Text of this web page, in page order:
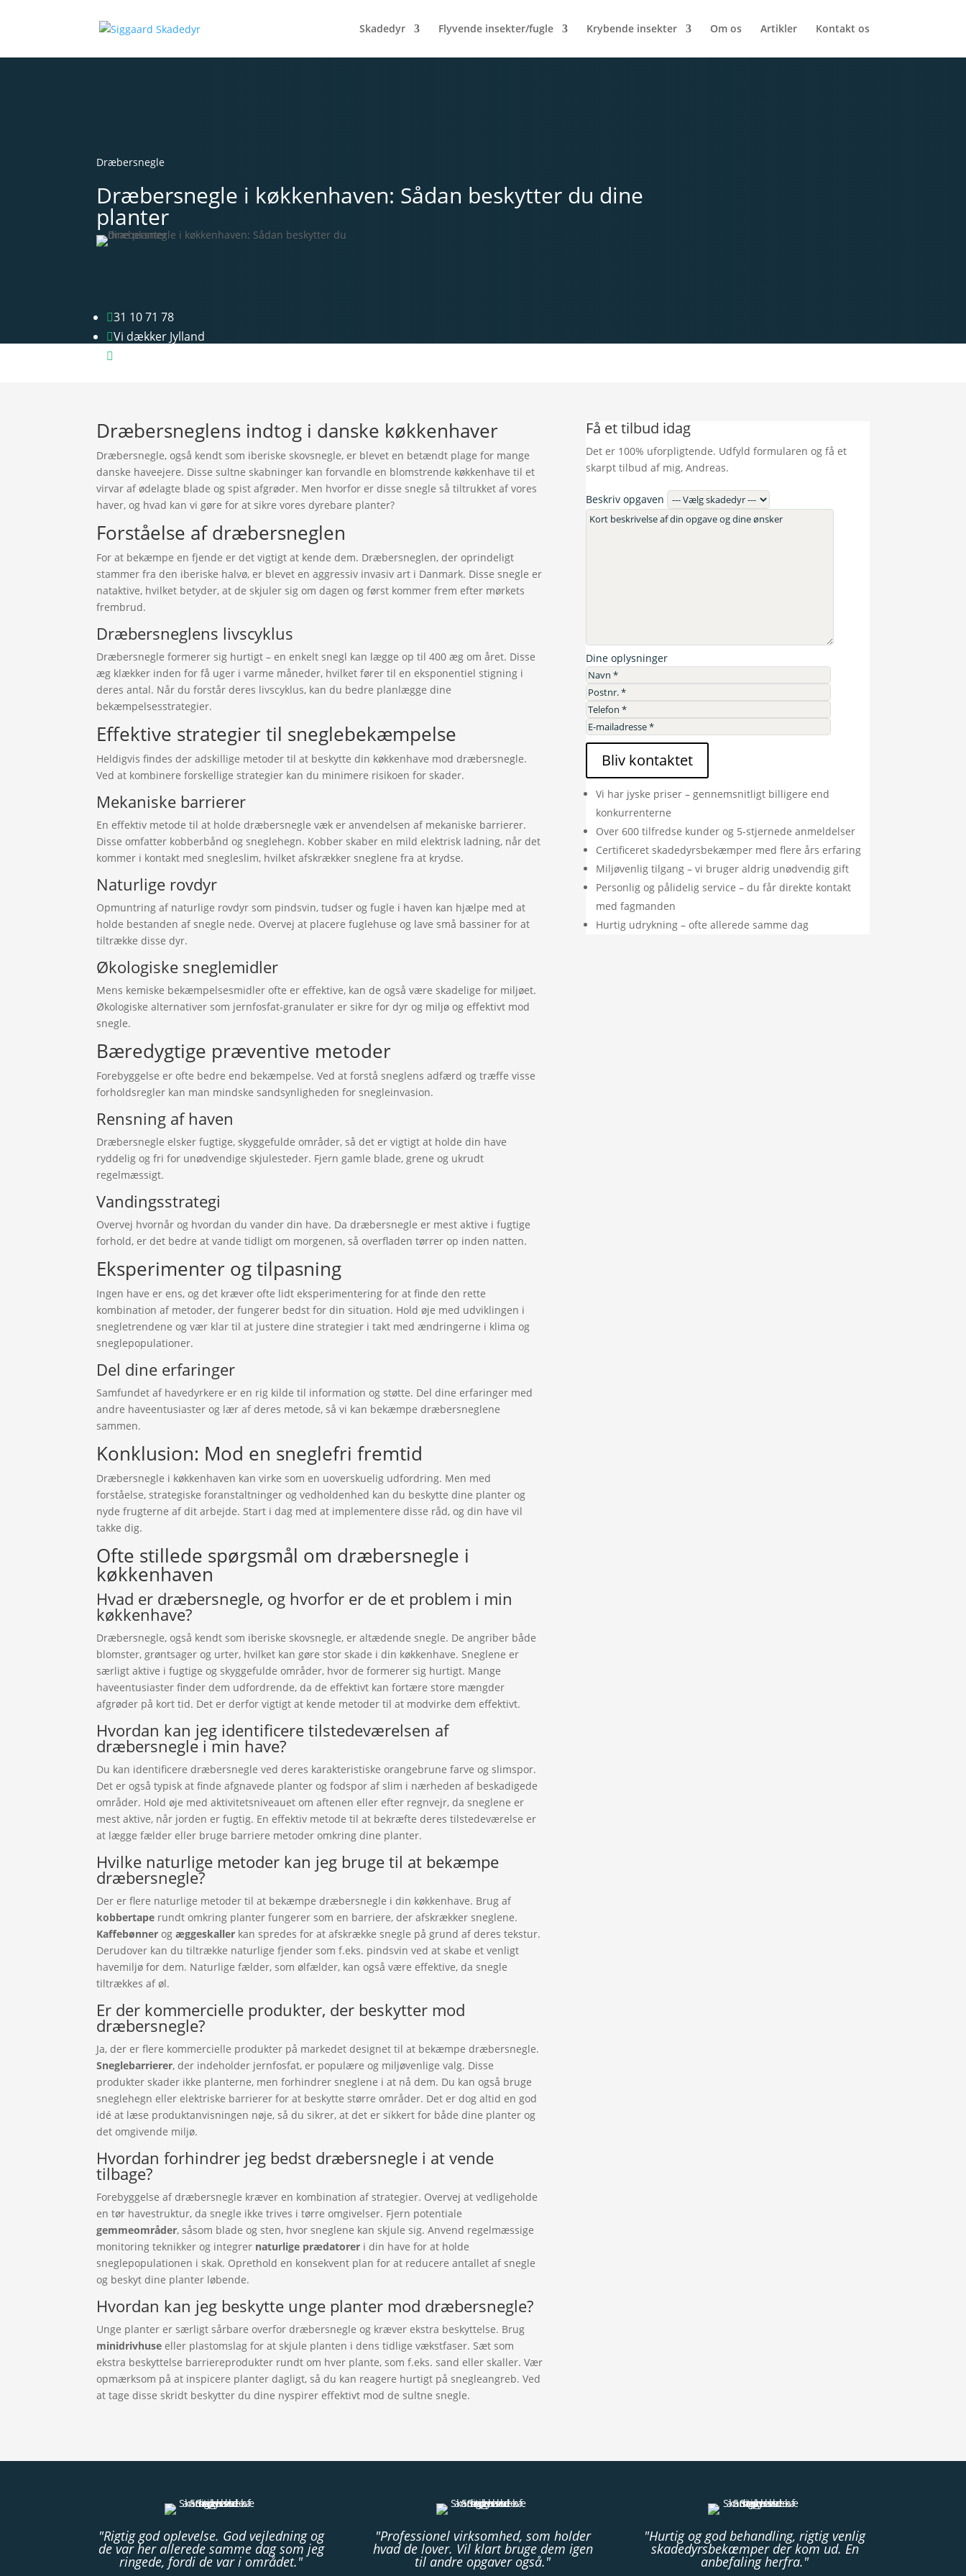
Skadedyr Flyvende insekter/fugle Krybende insekter Om os Artikler Kontakt os
Dræbersnegle
Dræbersnegle i køkkenhaven: Sådan beskytter du dine
planter
31 10 71 78
Vi dækker Jylland

Dræbersneglens indtog i danske køkkenhaver
Dræbersnegle, også kendt som iberiske skovsnegle, er blevet en betændt plage for mange
danske haveejere. Disse sultne skabninger kan forvandle en blomstrende køkkenhave til et
virvar af ødelagte blade og spist afgrøder. Men hvorfor er disse snegle så tiltrukket af vores
haver, og hvad kan vi gøre for at sikre vores dyrebare planter?
Forståelse af dræbersneglen
For at bekæmpe en fjende er det vigtigt at kende dem. Dræbersneglen, der oprindeligt
stammer fra den iberiske halvø, er blevet en aggressiv invasiv art i Danmark. Disse snegle er
nataktive, hvilket betyder, at de skjuler sig om dagen og først kommer frem efter mørkets
frembrud.
Dræbersneglens livscyklus
Dræbersnegle formerer sig hurtigt – en enkelt snegl kan lægge op til 400 æg om året. Disse
æg klækker inden for få uger i varme måneder, hvilket fører til en eksponentiel stigning i
deres antal. Når du forstår deres livscyklus, kan du bedre planlægge dine
bekæmpelsesstrategier.
Effektive strategier til sneglebekæmpelse
Heldigvis findes der adskillige metoder til at beskytte din køkkenhave mod dræbersnegle.
Ved at kombinere forskellige strategier kan du minimere risikoen for skader.
Mekaniske barrierer
En effektiv metode til at holde dræbersnegle væk er anvendelsen af mekaniske barrierer.
Disse omfatter kobberbånd og sneglehegn. Kobber skaber en mild elektrisk ladning, når det
kommer i kontakt med snegleslim, hvilket afskrækker sneglene fra at krydse.
Naturlige rovdyr
Opmuntring af naturlige rovdyr som pindsvin, tudser og fugle i haven kan hjælpe med at
holde bestanden af snegle nede. Overvej at placere fuglehuse og lave små bassiner for at
tiltrække disse dyr.
Økologiske sneglemidler
Mens kemiske bekæmpelsesmidler ofte er effektive, kan de også være skadelige for miljøet.
Økologiske alternativer som jernfosfat-granulater er sikre for dyr og miljø og effektivt mod
snegle.
Bæredygtige præventive metoder
Forebyggelse er ofte bedre end bekæmpelse. Ved at forstå sneglens adfærd og træffe visse
forholdsregler kan man mindske sandsynligheden for snegleinvasion.
Rensning af haven
Dræbersnegle elsker fugtige, skyggefulde områder, så det er vigtigt at holde din have
ryddelig og fri for unødvendige skjulesteder. Fjern gamle blade, grene og ukrudt
regelmæssigt.
Vandingsstrategi
Overvej hvornår og hvordan du vander din have. Da dræbersnegle er mest aktive i fugtige
forhold, er det bedre at vande tidligt om morgenen, så overfladen tørrer op inden natten.
Eksperimenter og tilpasning
Ingen have er ens, og det kræver ofte lidt eksperimentering for at finde den rette
kombination af metoder, der fungerer bedst for din situation. Hold øje med udviklingen i
snegletrendene og vær klar til at justere dine strategier i takt med ændringerne i klima og
sneglepopulationer.
Del dine erfaringer
Samfundet af havedyrkere er en rig kilde til information og støtte. Del dine erfaringer med
andre haveentusiaster og lær af deres metode, så vi kan bekæmpe dræbersneglene
sammen.
Konklusion: Mod en sneglefri fremtid
Dræbersnegle i køkkenhaven kan virke som en uoverskuelig udfordring. Men med
forståelse, strategiske foranstaltninger og vedholdenhed kan du beskytte dine planter og
nyde frugterne af dit arbejde. Start i dag med at implementere disse råd, og din have vil
takke dig.
Ofte stillede spørgsmål om dræbersnegle i
køkkenhaven
Hvad er dræbersnegle, og hvorfor er de et problem i min
køkkenhave?
Dræbersnegle, også kendt som iberiske skovsnegle, er altædende snegle. De angriber både
blomster, grøntsager og urter, hvilket kan gøre stor skade i din køkkenhave. Sneglene er
særligt aktive i fugtige og skyggefulde områder, hvor de formerer sig hurtigt. Mange
haveentusiaster finder dem udfordrende, da de effektivt kan fortære store mængder
afgrøder på kort tid. Det er derfor vigtigt at kende metoder til at modvirke dem effektivt.
Hvordan kan jeg identificere tilstedeværelsen af
dræbersnegle i min have?
Du kan identificere dræbersnegle ved deres karakteristiske orangebrune farve og slimspor.
Det er også typisk at finde afgnavede planter og fodspor af slim i nærheden af beskadigede
områder. Hold øje med aktivitetsniveauet om aftenen eller efter regnvejr, da sneglene er
mest aktive, når jorden er fugtig. En effektiv metode til at bekræfte deres tilstedeværelse er
at lægge fælder eller bruge barriere metoder omkring dine planter.
Hvilke naturlige metoder kan jeg bruge til at bekæmpe
dræbersnegle?
Der er flere naturlige metoder til at bekæmpe dræbersnegle i din køkkenhave. Brug af
kobbertape rundt omkring planter fungerer som en barriere, der afskrækker sneglene.
Kaffebønner ogæggeskaller kan spredes for at afskrække snegle på grund af deres tekstur.
Derudover kan du tiltrække naturlige fjender som f.eks. pindsvin ved at skabe et venligt
havemiljø for dem. Naturlige fælder, som ølfælder, kan også være effektive, da snegle
tiltrækkes af øl.
Er der kommercielle produkter, der beskytter mod
dræbersnegle?
Ja, der er flere kommercielle produkter på markedet designet til at bekæmpe dræbersnegle.
Sneglebarrierer, der indeholder jernfosfat, er populære og miljøvenlige valg. Disse
produkter skader ikke planterne, men forhindrer sneglene i at nå dem. Du kan også bruge
sneglehegn eller elektriske barrierer for at beskytte større områder. Det er dog altid en god
idé at læse produktanvisningen nøje, så du sikrer, at det er sikkert for både dine planter og
det omgivende miljø.
Hvordan forhindrer jeg bedst dræbersnegle i at vende
tilbage?
Forebyggelse af dræbersnegle kræver en kombination af strategier. Overvej at vedligeholde
en tør havestruktur, da snegle ikke trives i tørre omgivelser. Fjern potentiale
gemmeområder, såsom blade og sten, hvor sneglene kan skjule sig. Anvend regelmæssige
monitoring teknikker og integrer naturlige prædatorer i din have for at holde
sneglepopulationen i skak. Oprethold en konsekvent plan for at reducere antallet af snegle
og beskyt dine planter løbende.
Hvordan kan jeg beskytte unge planter mod dræbersnegle?
Unge planter er særligt sårbare overfor dræbersnegle og kræver ekstra beskyttelse. Brug
minidrivhuse eller plastomslag for at skjule planten i dens tidlige vækstfaser. Sæt som
ekstra beskyttelse barriereprodukter rundt om hver plante, som f.eks. sand eller skaller. Vær
opmærksom på at inspicere planter dagligt, så du kan reagere hurtigt på snegleangreb. Ved
at tage disse skridt beskytter du dine nyspirer effektivt mod de sultne snegle.
Få et tilbud idag
Det er 100% uforpligtende. Udfyld formularen og få et
skarpt tilbud af mig, Andreas.
Beskriv opgaven
Dine oplysninger
Bliv kontaktet
Vi har jyske priser – gennemsnitligt billigere end
konkurrenterne
Over 600 tilfredse kunder og 5-stjernede anmeldelser
Certificeret skadedyrsbekæmper med flere års erfaring
Miljøvenlig tilgang – vi bruger aldrig unødvendig gift
Personlig og pålidelig service – du får direkte kontakt
med fagmanden
Hurtig udrykning – ofte allerede samme dag
"Rigtig god oplevelse. God vejledning og
de var her allerede samme dag som jeg
ringede, fordi de var i området."
"Professionel virksomhed, som holder
hvad de lover. Vil klart bruge dem igen
til andre opgaver også."
"Hurtig og god behandling, rigtig venlig
skadedyrsbekæmper der kom ud. En
anbefaling herfra."